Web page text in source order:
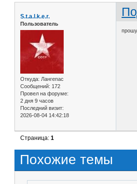
S.t.a.l.k.e.r.
Пользователь
Откуда: Лангепас
Сообщений: 172
Провел на форуме:
2 дня 9 часов
Последний визит:
2026-08-04 14:42:18
Страница:1
Похожие темы